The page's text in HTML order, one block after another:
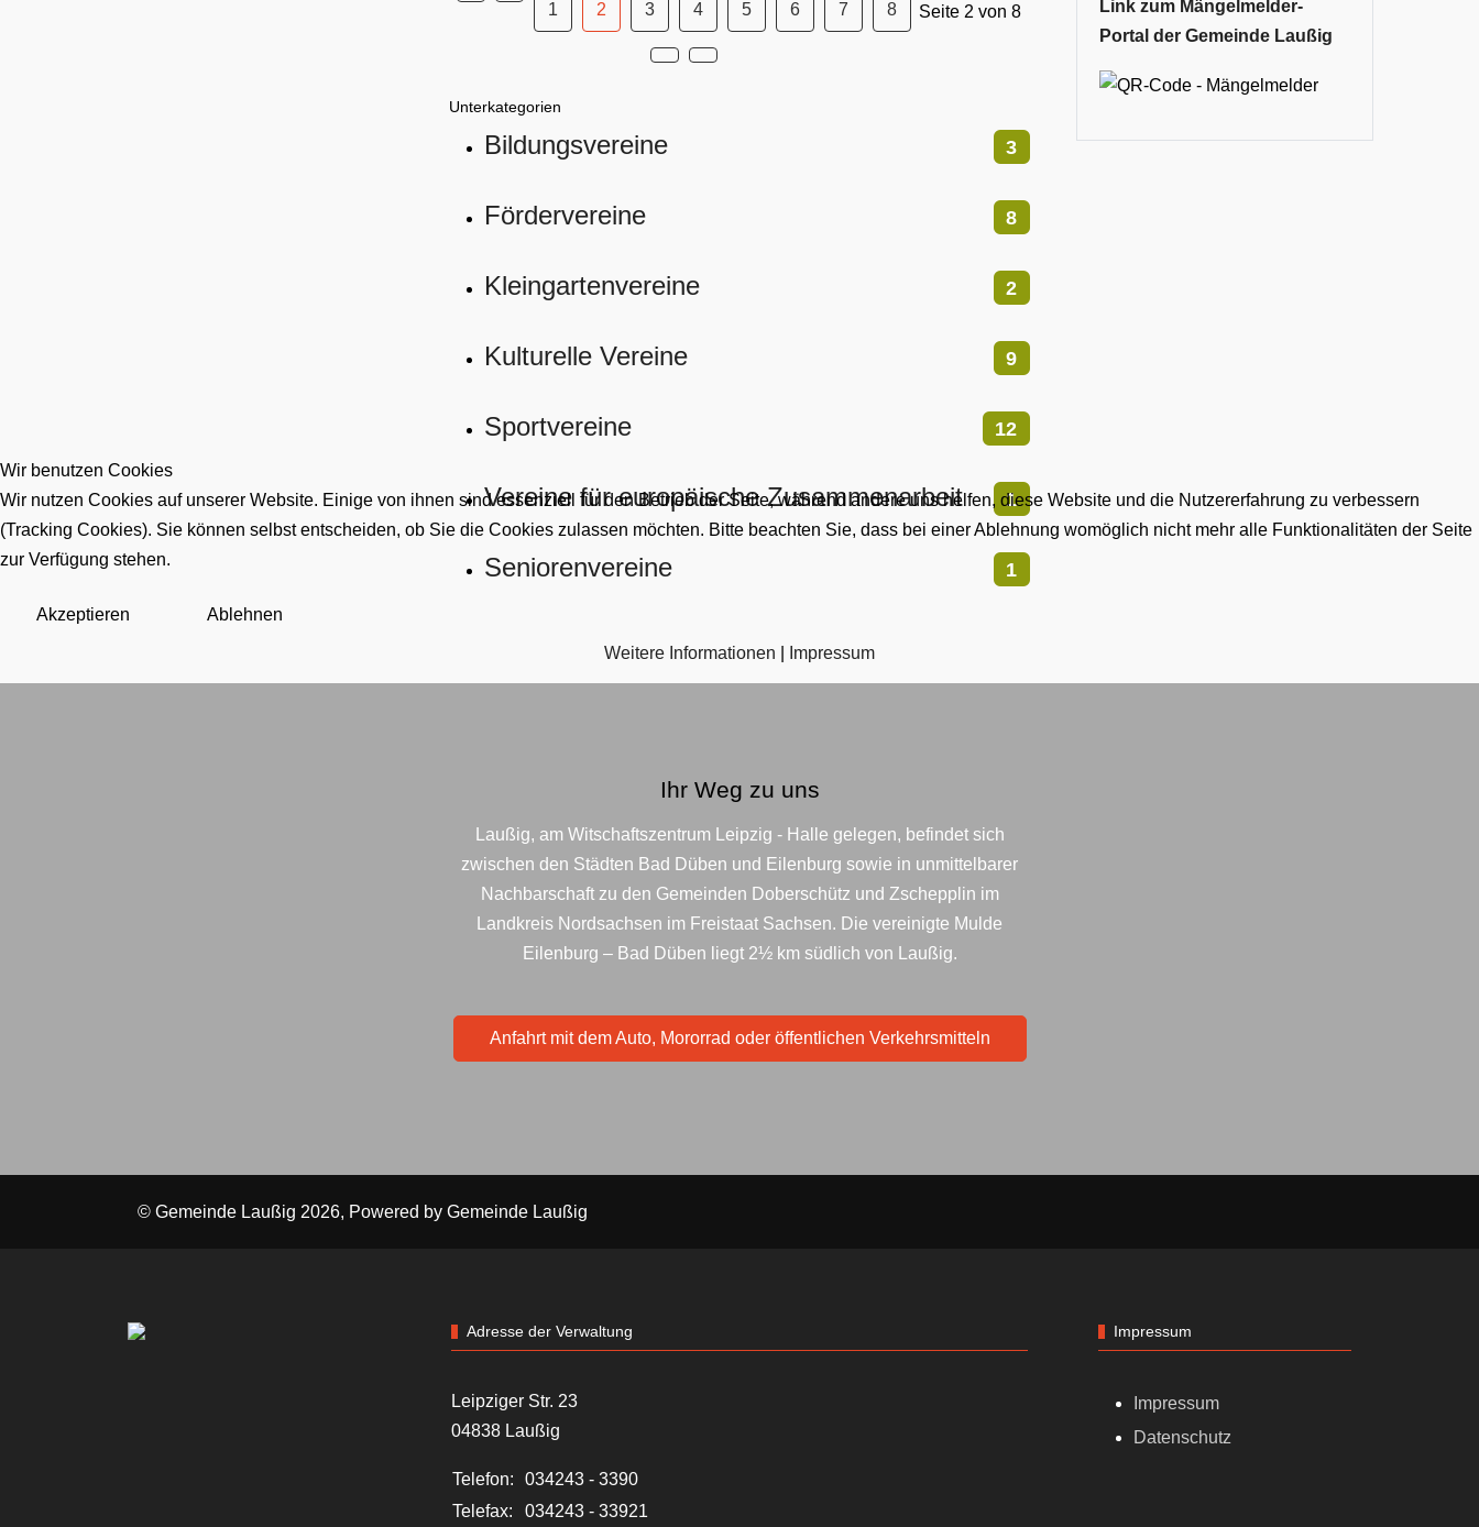
Seite 2 von 8
1 2 3 4 5 6 7 8
Unterkategorien
Bildungsvereine 3
Fördervereine 8
Kleingartenvereine 2
Kulturelle Vereine 9
Sportvereine 12
Vereine für europäische Zusammenarbeit 1
Seniorenvereine 1
Link zum Mängelmelder-
Portal der Gemeinde Laußig
Ihr Weg zu uns
Laußig, am Witschaftszentrum Leipzig - Halle gelegen, befindet sich
zwischen den Städten Bad Düben und Eilenburg sowie in unmittelbarer
Nachbarschaft zu den Gemeinden Doberschütz und Zschepplin im
Landkreis Nordsachsen im Freistaat Sachsen. Die vereinigte Mulde
Eilenburg – Bad Düben liegt 2½ km südlich von Laußig.
Anfahrt mit dem Auto, Mororrad oder öffentlichen Verkehrsmitteln
© Gemeinde Laußig 2026, Powered by Gemeinde Laußig
Adresse der Verwaltung
Leipziger Str. 23
04838 Laußig
Telefon:
034243 - 3390
Telefax:
034243 - 33921
Impressum
Impressum
Datenschutz
Wir benutzen Cookies
Wir nutzen Cookies auf unserer Website. Einige von ihnen sind essenziell für den Betrieb der Seite, während andere uns helfen, diese Website und die Nutzererfahrung zu verbessern
(Tracking Cookies). Sie können selbst entscheiden, ob Sie die Cookies zulassen möchten. Bitte beachten Sie, dass bei einer Ablehnung womöglich nicht mehr alle Funktionalitäten der Seite
zur Verfügung stehen.
Akzeptieren Ablehnen
Weitere Informationen Impressum